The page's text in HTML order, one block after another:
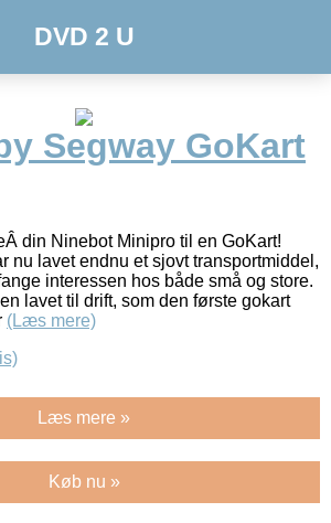
DVD 2 U
Segway GoKart
din Ninebot Minipro til en GoKart!
nu lavet endnu et sjovt transportmiddel,
interessen hos både små og store.
lavet til drift, som den første gokart
(Læs mere)
Læs mere »
Køb nu »